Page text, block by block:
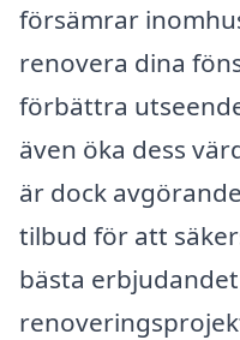
försämrar
renovera dina
förbättra
även öka dess
är dock
tilbud för att
bästa